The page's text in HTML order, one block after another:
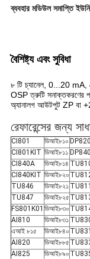
ব্যবহার মডিউল সমাপ্তি
বৈশিষ্ট্য এবং সুবিধা
৮ টি চ্যানেল, 0...20
OSP ত্রুটি সনাক্তকরণের
অ্যানালগ আউটপুট ZP বা
রেফারেন্সের জন্য
CI801 ডিআই৮১০ DP820
CI801KIT ডিআই৮১১ DP840
CI840A
ডিআই৮১৪
CI840KIT ডিআই৮২০
TU846
ডিআই৮২১
TU847
ডিআই৮২৫
FS801K01 ডিআই৮৩০
AI810
ডিআই৮৩১
এআই ৮১৫
ডিআই৮৪০
AI820
ডিআই৮৮৫
AI825
ডিআই৮৯০